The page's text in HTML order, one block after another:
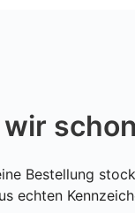
Bestellung
echten